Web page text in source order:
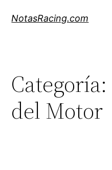
NotasRacing.com
Categoría:
del Motor